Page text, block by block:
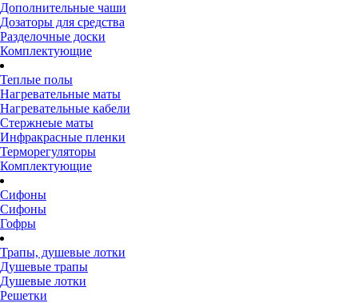
Дополнительные чаши
Дозаторы для средства
Разделочные доски
Комплектующие
Теплые полы
Нагревательные маты
Нагревательные кабели
Стержнеые маты
Инфракрасные пленки
Терморегуляторы
Комплектующие
Сифоны
Сифоны
Гофры
Трапы, душевые лотки
Душевые трапы
Душевые лотки
Решетки